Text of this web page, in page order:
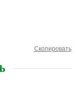
Скопировать